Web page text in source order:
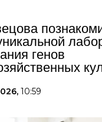
генов
10:59